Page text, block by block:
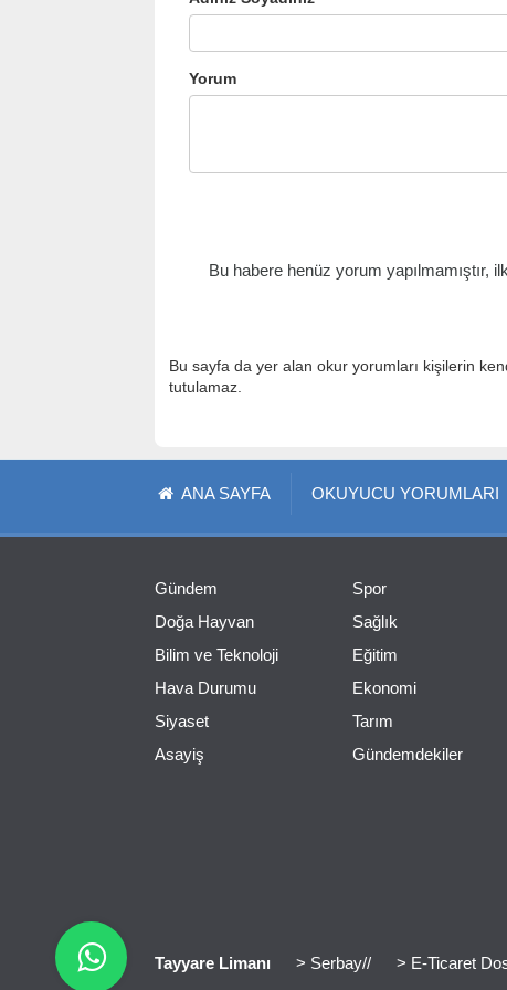
Yorum
Bu habere henüz yorum yapılmamıştır,
Bu sayfa da yer alan okur yorumları kişilerin
tutulamaz.
ANA SAYFA OKUYUCU YORUMLARI
Gündem
Doğa Hayvan
Bilim ve Teknoloji
Hava Durumu
Siyaset
Asayiş
Spor
Sağlık
Eğitim
Ekonomi
Tarım
Gündemdekiler
Tayyare Limanı > Serbay// > E-Ticaret